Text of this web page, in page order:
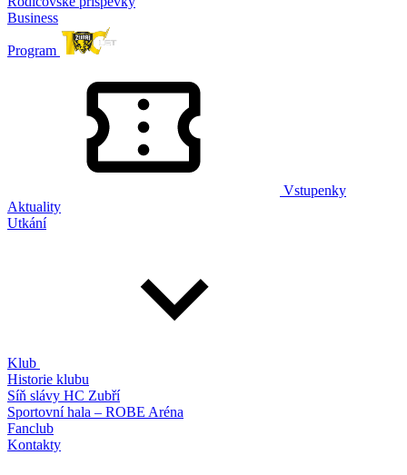
Business
Program
Vstupenky
Aktuality
Utkání
Klub
Historie klubu
Síň slávy HC Zubří
Sportovní hala – ROBE Aréna
Fanclub
Kontakty